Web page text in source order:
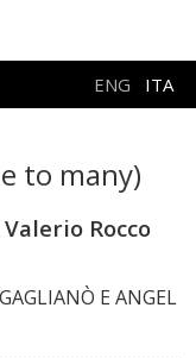
ENG ITA
to many)
Rocco
E ANGEL